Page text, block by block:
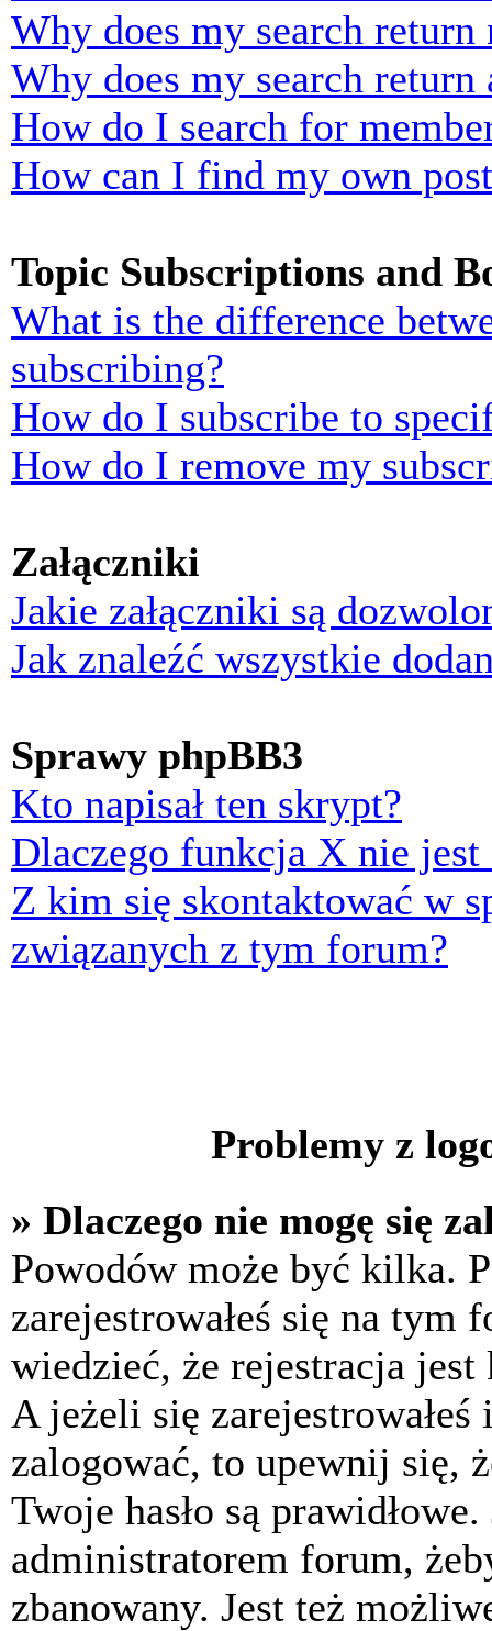
Why does my search return
Why does my search return
How do I search for
How can I find my own
Topic Subscriptions and
What is the difference
subscribing?
How do I subscribe to
How do I remove my
Załączniki
Jakie załączniki są
Jak znaleźć wszystkie
Sprawy phpBB3
Kto napisał ten skrypt?
Dlaczego funkcja X nie jest
Z kim się skontaktować w
związanych z tym forum?
Problemy z
» Dlaczego nie mogę się
Powodów może być kilka.
zarejestrowałeś się na tym
wiedzieć, że rejestracja
A jeżeli się
zalogować, to upewnij się,
Twoje hasło są
administratorem forum,
zbanowany. Jest też